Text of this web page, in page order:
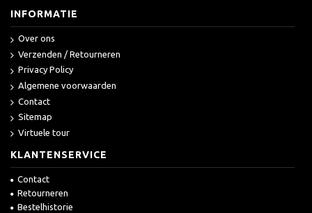
INFORMATIE
Over ons
Verzenden / Retourneren
Privacy Policy
Algemene voorwaarden
Contact
Sitemap
Virtuele tour
KLANTENSERVICE
Contact
Retourneren
Bestelhistorie